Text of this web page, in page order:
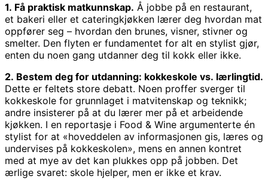
1. Få praktisk matkunnskap. Å jobbe på en restaurant,
et bakeri eller et cateringkjøkken lærer deg hvordan mat
oppfører seg – hvordan den brunes, visner, stivner og
smelter. Den flyten er fundamentet for alt en stylist gjør,
enten du noen gang utdanner deg til kokk eller ikke.
2. Bestem deg for utdanning: kokkeskole vs. lærlingtid.
Dette er feltets store debatt. Noen proffer sverger til
kokkeskole for grunnlaget i matvitenskap og teknikk;
andre insisterer på at du lærer mer på et arbeidende
kjøkken. I en reportasje i Food & Wine argumenterte én
stylist for at «hoveddelen av informasjonen gis, læres og
undervises på kokkeskolen», mens en annen kontret
med at mye av det kan plukkes opp på jobben. Det
ærlige svaret: skole hjelper, men er ikke et krav.